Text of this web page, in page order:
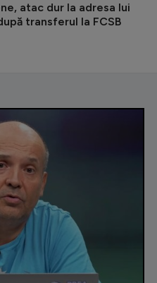
atac dur la adresa lui
transferul la FCSB